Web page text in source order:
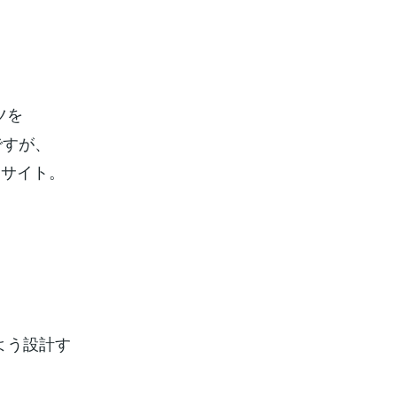
を
が、
イト。
う設計す